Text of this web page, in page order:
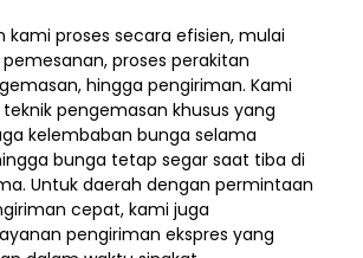
kami proses secara efisien, mulai
proses perakitan
hingga pengiriman. Kami
pengemasan khusus yang
kelembaban bunga selama
bunga tetap segar saat tiba di
Untuk daerah dengan permintaan
cepat, kami juga
pengiriman ekspres yang